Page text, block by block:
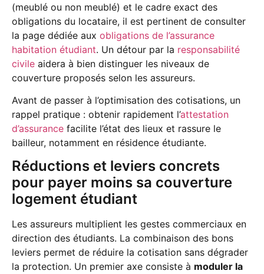
(meublé ou non meublé) et le cadre exact des
obligations du locataire, il est pertinent de consulter
la page dédiée aux obligations de l’assurance
habitation étudiant. Un détour par la responsabilité
civile aidera à bien distinguer les niveaux de
couverture proposés selon les assureurs.
Avant de passer à l’optimisation des cotisations, un
rappel pratique : obtenir rapidement l’attestation
d’assurance facilite l’état des lieux et rassure le
bailleur, notamment en résidence étudiante.
Réductions et leviers concrets
pour payer moins sa couverture
logement étudiant
Les assureurs multiplient les gestes commerciaux en
direction des étudiants. La combinaison des bons
leviers permet de réduire la cotisation sans dégrader
la protection. Un premier axe consiste à moduler la